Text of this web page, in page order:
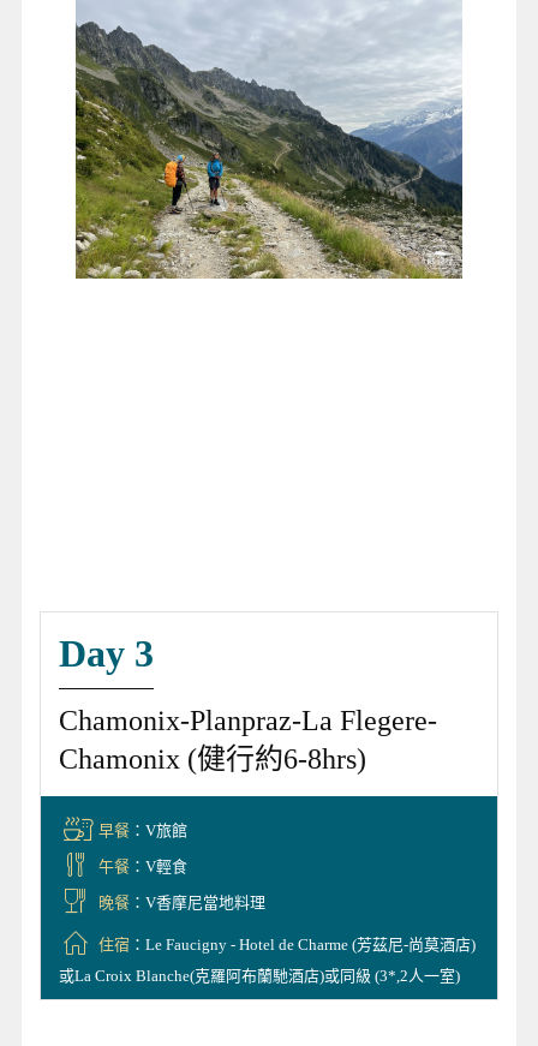
Day 3
Chamonix-Planpraz-La Flegere-
Chamonix (健行約6-8hrs)
早餐：V旅館
午餐：V輕食
晚餐：V香摩尼當地料理
住宿：Le Faucigny - Hotel de Charme (芳茲尼-尚莫酒店)
或La Croix Blanche(克羅阿布蘭馳酒店)或同級 (3*,2人一室)